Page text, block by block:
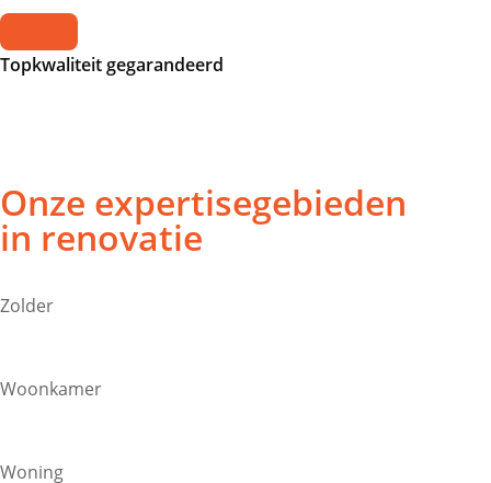
Topkwaliteit gegarandeerd
Onze expertisegebieden
in renovatie
Zolder
Woonkamer
Woning